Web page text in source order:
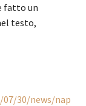
fatto un
testo,
30/news/nap